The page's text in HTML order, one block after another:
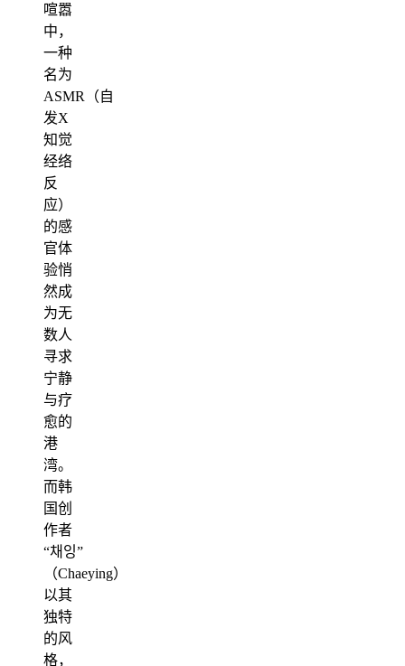
喧嚣
中，
一种
名为
ASMR（自
发X
知觉
经络
反
应）
的感
官体
验悄
然成
为无
数人
寻求
宁静
与疗
愈的
港
湾。
而韩
国创
作者
“채잉”
（Chaeying）
以其
独特
的风
格，